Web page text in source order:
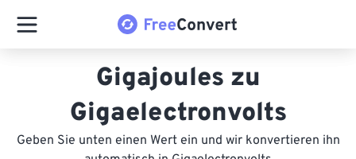
Gigajoules zu
Gigaelectronvolts
Geben Sie unten einen Wert ein und wir konvertieren ihn